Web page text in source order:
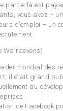
partie-là est
vous avez :-
d’emploi – un
Walraevens)
mondial des
il était grand
au
de Facebook